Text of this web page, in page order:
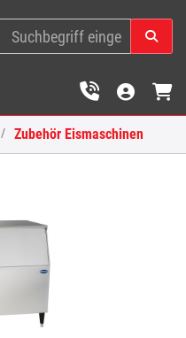
Zubehör Eismaschinen